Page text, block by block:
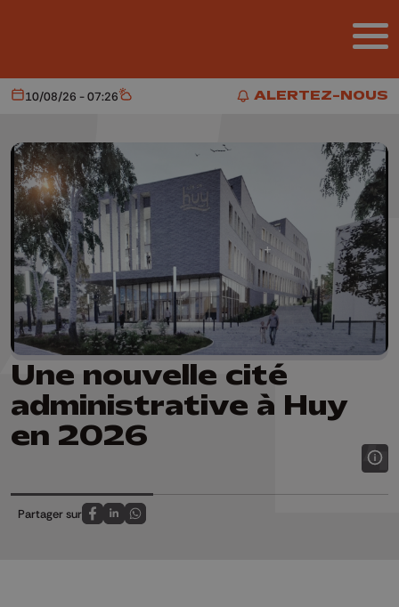
ALERTEZ-NOUS
ALERTEZ-NOUS
Aujourd'hui
10/08/26 - 07:26 Météo
Une nouvelle cité
administrative à Huy
en 2026
Partager sur
Partagez sur FaceBook
Partagez sur LinkedIn
Partagez sur Whatsapp